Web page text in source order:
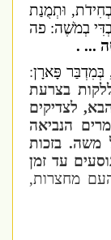
וּתְמֻנַת
בְמֹשֶׁה: פה
.
פָּארָן:
בצרעת
לצדיקים
הנביאה
בזכות
עד זמן
מחצרות,